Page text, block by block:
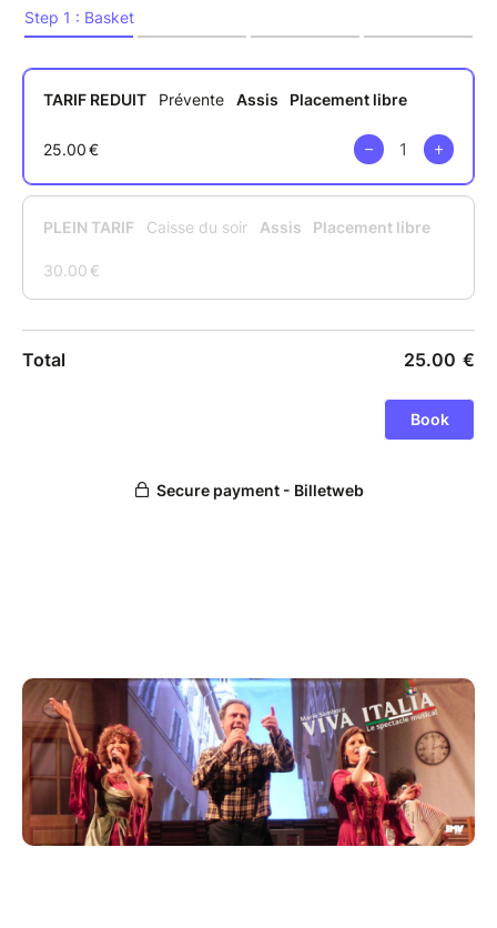
LONGUYON
Office du tourisme : Place Salvador Allende
Le Petit Farfadet : 11 rue de l'hötel de ville
Vape in The City 9 rue Aristide Briand
CCL Services : 4 avenue Saintignon
The Long Way : 5 Rue du Tivoli
VILLERUPT :
Vape in The CitY 4 rue Raymond Poincaré
Vape In The City : 35 rue des faubourg